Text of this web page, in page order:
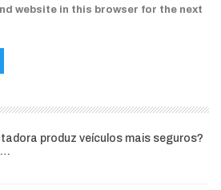
website in this browser for the next
produz veículos mais seguros?